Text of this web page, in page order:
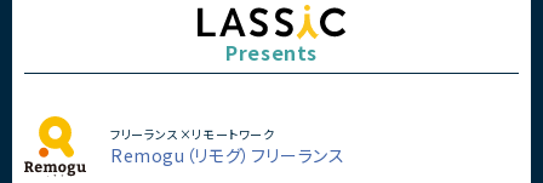
Presents
フリーランス×リモートワーク
Remogu（リモグ）フリーランス